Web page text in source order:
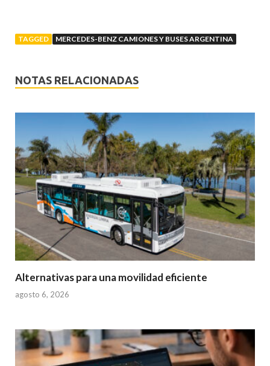
TAGGED MERCEDES-BENZ CAMIONES Y BUSES ARGENTINA
NOTAS RELACIONADAS
Alternativas para una movilidad eficiente
agosto 6, 2026